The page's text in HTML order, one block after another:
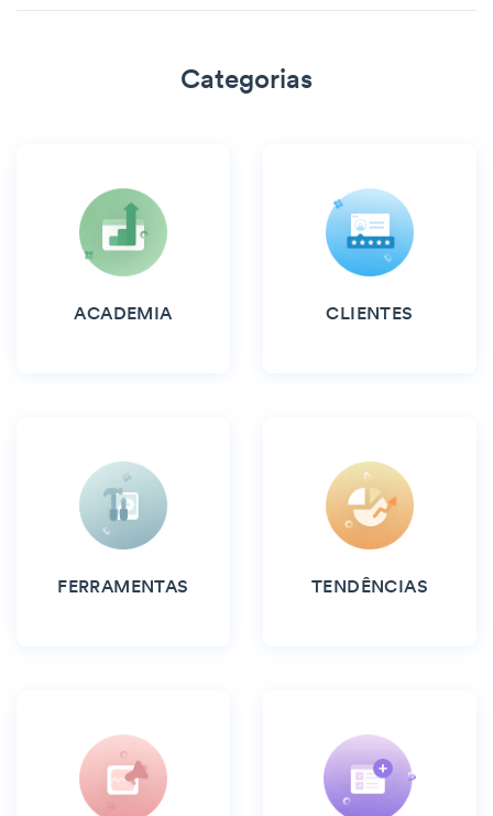
Categorias
ACADEMIA CLIENTES
FERRAMENTAS TENDÊNCIAS